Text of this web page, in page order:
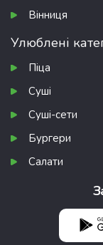
Вінниця
Улюблені
Піца
Суші
Суші-сети
Бургери
Салати